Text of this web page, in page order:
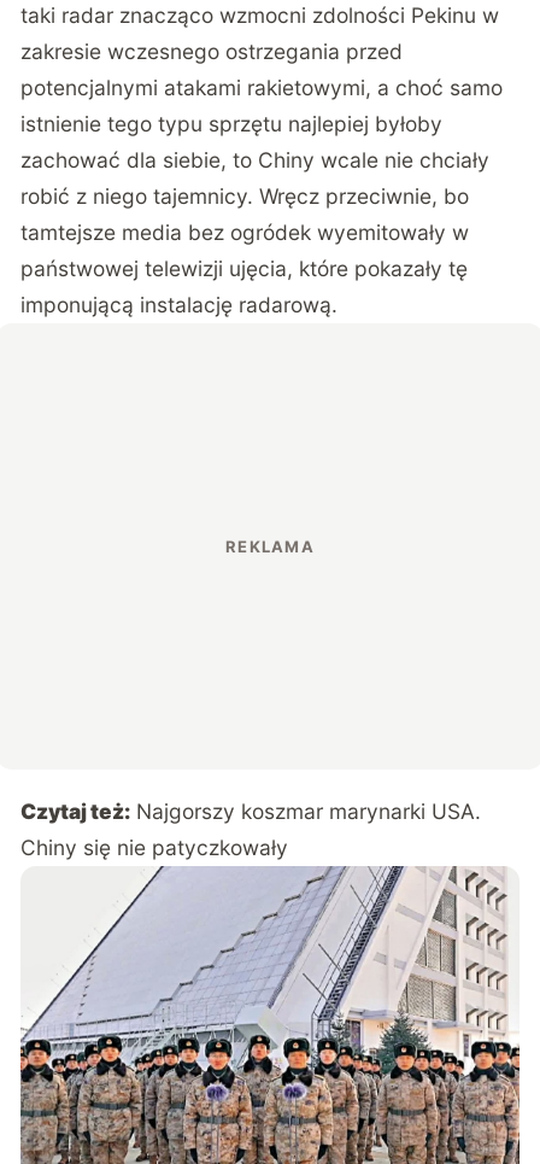
taki radar znacząco wzmocni zdolności Pekinu w
zakresie wczesnego ostrzegania przed
potencjalnymi atakami rakietowymi, a choć samo
istnienie tego typu sprzętu najlepiej byłoby
zachować dla siebie, to Chiny wcale nie chciały
robić z niego tajemnicy. Wręcz przeciwnie, bo
tamtejsze media bez ogródek wyemitowały w
państwowej telewizji ujęcia, które pokazały tę
imponującą instalację radarową.
Czytaj też: Najgorszy koszmar marynarki USA.
Chiny się nie patyczkowały